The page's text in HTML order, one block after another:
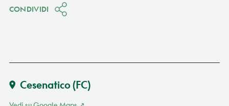
CONDIVIDI
Cesenatico(FC)